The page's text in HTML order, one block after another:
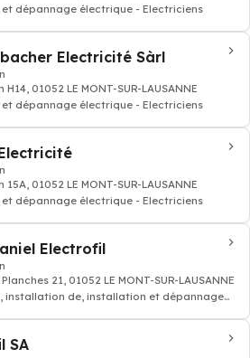
dépannage électrique - Electriciens
Electricité Sàrl
H14, 01052 LE MONT-SUR-LAUSANNE
dépannage électrique - Electriciens
15A, 01052 LE MONT-SUR-LAUSANNE
dépannage électrique - Electriciens
Electrofil
21, 01052 LE MONT-SUR-LAUSANNE
installation de, installation et dépannage
SA